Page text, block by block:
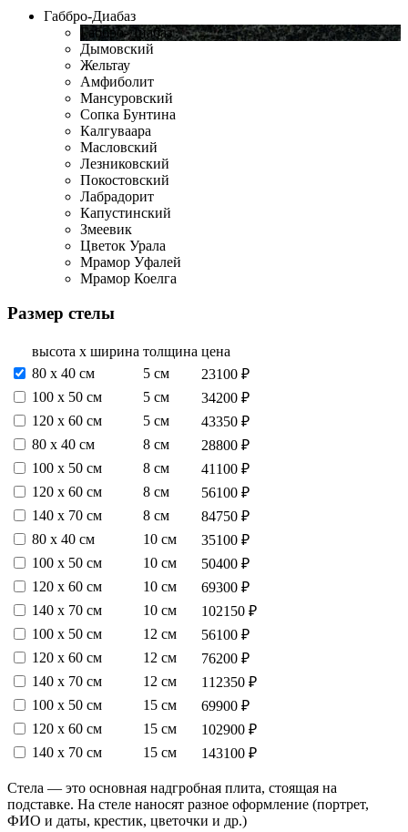
Габбро-Диабаз
Габбро-Диабаз
Дымовский
Жельтау
Амфиболит
Мансуровский
Сопка Бунтина
Калгуваара
Масловский
Лезниковский
Покостовский
Лабрадорит
Капустинский
Змеевик
Цветок Урала
Мрамор Уфалей
Мрамор Коелга
Размер стелы
высота х ширина толщина цена
80 х 40 см
5 см
23100 ₽
100 х 50 см
5 см
34200 ₽
120 х 60 см
5 см
43350 ₽
80 х 40 см
8 см
28800 ₽
100 х 50 см
8 см
41100 ₽
120 х 60 см
8 см
56100 ₽
140 х 70 см
8 см
84750 ₽
80 х 40 см
10 см
35100 ₽
100 х 50 см
10 см
50400 ₽
120 х 60 см
10 см
69300 ₽
140 х 70 см
10 см
102150 ₽
100 х 50 см
12 см
56100 ₽
120 х 60 см
12 см
76200 ₽
140 х 70 см
12 см
112350 ₽
100 х 50 см
15 см
69900 ₽
120 х 60 см
15 см
102900 ₽
140 х 70 см
15 см 143100 ₽
Стела — это основная надгробная плита, стоящая на
подставке. На стеле наносят разное оформление (портрет,
ФИО и даты, крестик, цветочки и др.)